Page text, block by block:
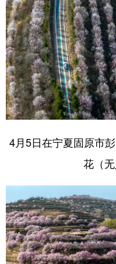
4月5日在宁夏固原市
花（无